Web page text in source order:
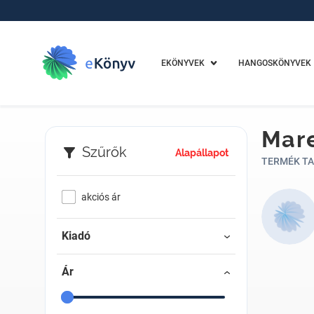
EKÖNYVEK HANGOSKÖNYVEK
Szűrők Alapállapot
akciós ár
Kiadó
Ár
TERMÉK